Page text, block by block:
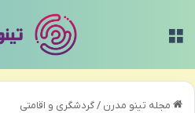
مجله تینو مدرن /گردشگری و اقامتی